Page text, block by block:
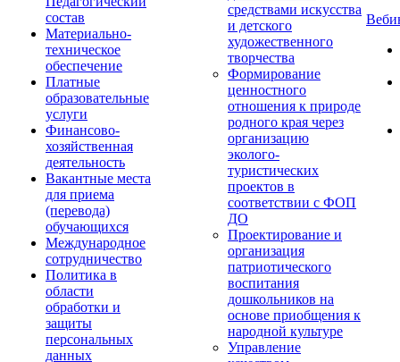
состав
Материально-
техническое
обеспечение
Платные
образовательные
услуги
Финансово-
хозяйственная
деятельность
Вакантные места
для приема
(перевода)
обучающихся
Международное
сотрудничество
Политика в
области
обработки и
защиты
персональных
данных
средствами искусства
и детского
художественного
творчества
Формирование
ценностного
отношения к природе
родного края через
организацию
эколого-
туристических
проектов в
соответствии с ФОП
ДО
Проектирование и
организация
патриотического
воспитания
дошкольников на
основе приобщения к
народной культуре
Управление